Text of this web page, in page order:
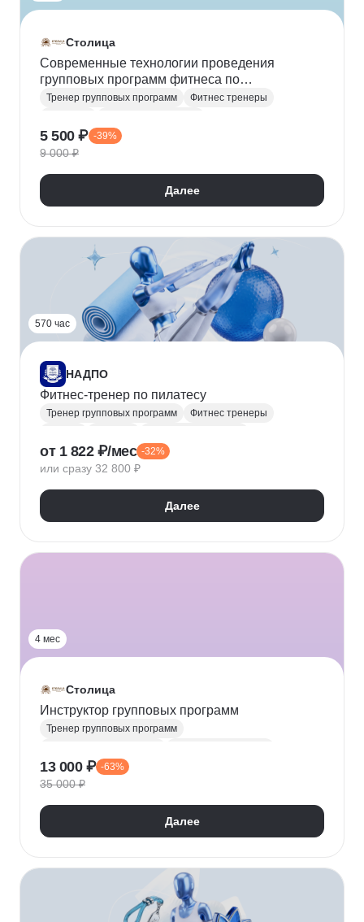
Столица
Современные технологии проведения
групповых программ фитнеса по
направлению «Стретчинг»
Тренер групповых программ
Фитнес тренеры
Спортивный инструктор
5 500 ₽ -39%
9 000 ₽
Далее
570 час
НАДПО
Фитнес-тренер по пилатесу
Тренер групповых программ
Фитнес тренеры
от 1 822 ₽/мес -32%
или сразу 32 800 ₽
Далее
4 мес
Столица
Инструктор групповых программ
Тренер групповых программ
Техника безопасности
Фитнес тренеры
13 000 ₽ -63%
35 000 ₽
Далее